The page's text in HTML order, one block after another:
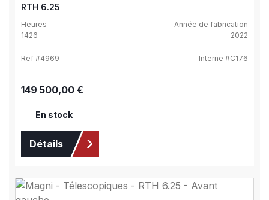
RTH 6.25
Heures
1426
Année de fabrication
2022
Ref #4969 Interne #C176
Prix régulier :
149 500,00 €
En stock
Détails